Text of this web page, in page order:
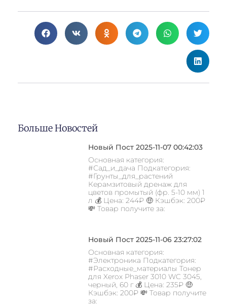
Больше Новостей
Новый Пост 2025-11-07 00:42:03
Основная категория:
#Сад_и_дача Подкатегория:
#Грунты_для_растений
Керамзитовый дренаж для
цветов промытый (фр. 5-10 мм) 1
л 💰 Цена: 244₽ 🤑 Кэшбэк: 200₽
💸 Товар получите за:
Новый Пост 2025-11-06 23:27:02
Основная категория:
#Электроника Подкатегория:
#Расходные_материалы Тонер
для Xerox Phaser 3010 WC 3045,
черный, 60 г 💰 Цена: 235₽ 🤑
Кэшбэк: 200₽ 💸 Товар получите
за: